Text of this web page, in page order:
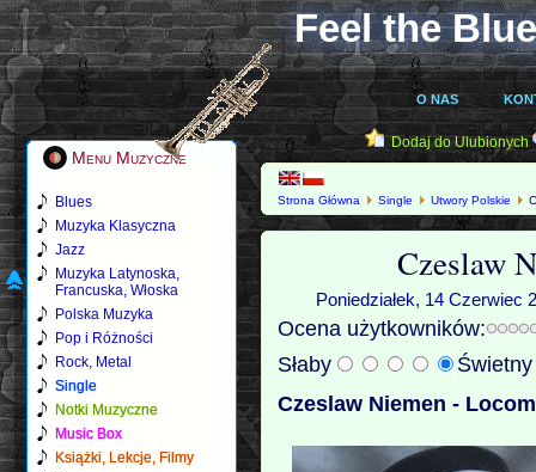
Feel the
O NAS
Menu Muzyczne
Blues
Muzyka Klasyczna
Jazz
Muzyka Latynoska,
Francuska, Włoska
Polska Muzyka
Pop i Różności
Rock, Metal
Single
Notki Muzyczne
Music Box
Książki, Lekcje, Filmy
Dodaj do Ulubionych
Strona Główna Single Utwory Polskie
Czeslaw
Poniedziałek, 14
Ocena użytkowników:
Słaby
Czeslaw Niemen -